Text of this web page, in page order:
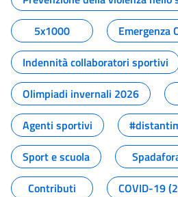
5x1000
Emergenza
Indennità collaboratori sportivi
Olimpiadi invernali 2026
Agenti sportivi
Sport e scuola
Contributi
COVID-19